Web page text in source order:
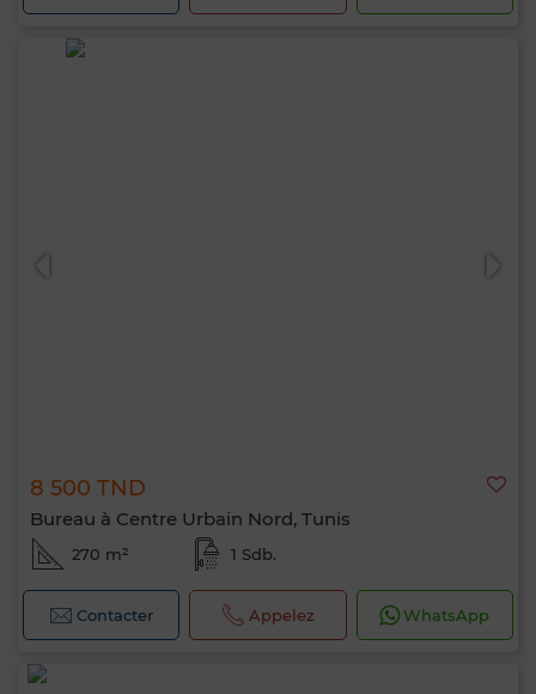
8 500 TND
Bureau à Centre Urbain Nord, Tunis
270 m² 1 Sdb.
Contacter Appelez WhatsApp